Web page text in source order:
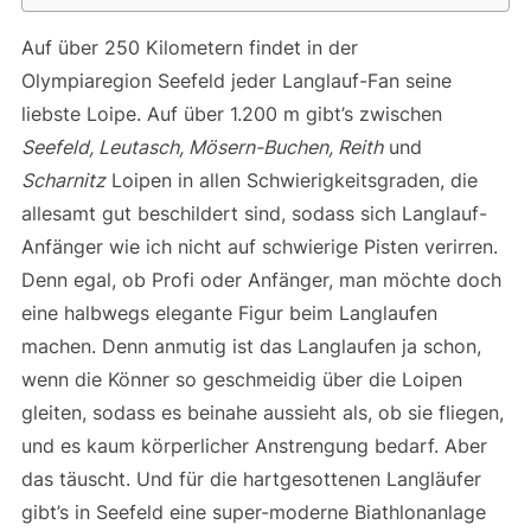
Auf über 250 Kilometern findet in der
Olympiaregion Seefeld jeder Langlauf-Fan seine
liebste Loipe. Auf über 1.200 m gibt’s zwischen
Seefeld, Leutasch, Mösern-Buchen, Reithund
ScharnitzLoipen in allen Schwierigkeitsgraden, die
allesamt gut beschildert sind, sodass sich Langlauf-
Anfänger wie ich nicht auf schwierige Pisten verirren.
Denn egal, ob Profi oder Anfänger, man möchte doch
eine halbwegs elegante Figur beim Langlaufen
machen. Denn anmutig ist das Langlaufen ja schon,
wenn die Könner so geschmeidig über die Loipen
gleiten, sodass es beinahe aussieht als, ob sie fliegen,
und es kaum körperlicher Anstrengung bedarf. Aber
das täuscht. Und für die hartgesottenen Langläufer
gibt’s in Seefeld eine super-moderne Biathlonanlage